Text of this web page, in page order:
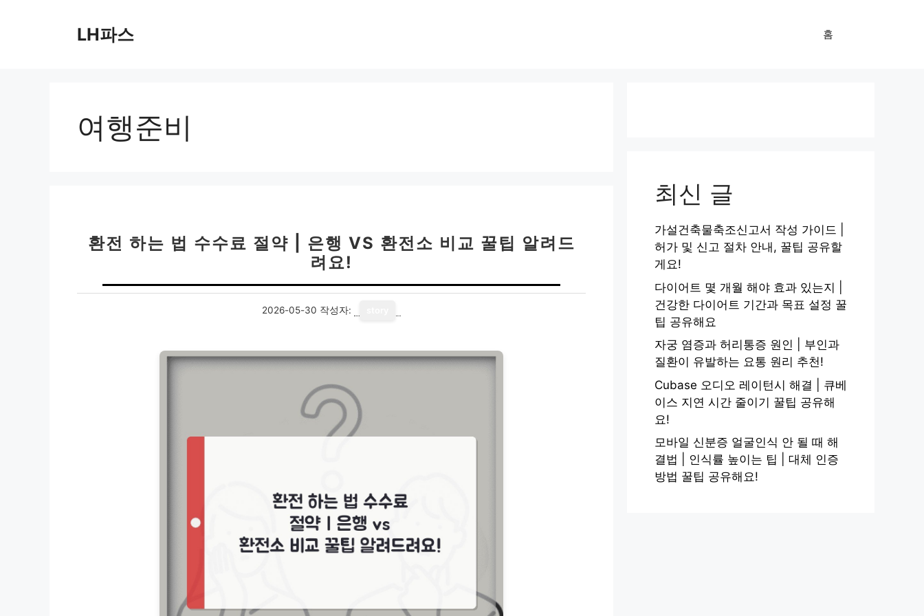
LH파스 홈
여행준비
환전 하는 법 수수료 절약 | 은행 VS 환전소 비교 꿀팁 알려드
려요!
2026-05-30 작성자:
최신 글
가설건축물축조신고서 작성 가이드 |
허가 및 신고 절차 안내, 꿀팁 공유할
게요!
다이어트 몇 개월 해야 효과 있는지 |
건강한 다이어트 기간과 목표 설정 꿀
팁 공유해요
자궁 염증과 허리통증 원인 | 부인과
질환이 유발하는 요통 원리 추천!
Cubase 오디오 레이턴시 해결 | 큐베
이스 지연 시간 줄이기 꿀팁 공유해
요!
모바일 신분증 얼굴인식 안 될 때 해
결법 | 인식률 높이는 팁 | 대체 인증
방법 꿀팁 공유해요!